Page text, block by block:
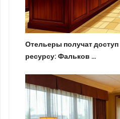
Отельеры получат
ресурсу: Фальков …